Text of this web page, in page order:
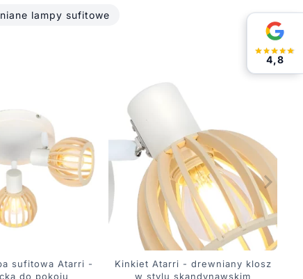
lampy sufitowe
sufitowa Atarri -
do pokoju
Kinkiet Atarri - drewniany klosz
w stylu skandynawskim
4,8